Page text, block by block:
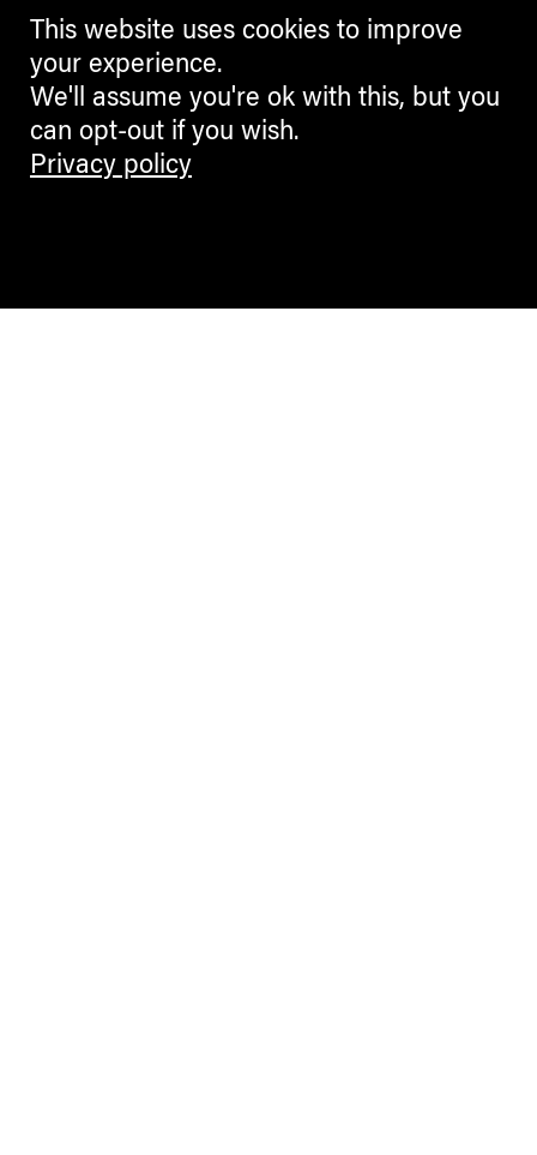
This website uses cookies to improve
your experience.
We'll assume you're ok with this, but you
can opt-out if you wish.
Privacy policy